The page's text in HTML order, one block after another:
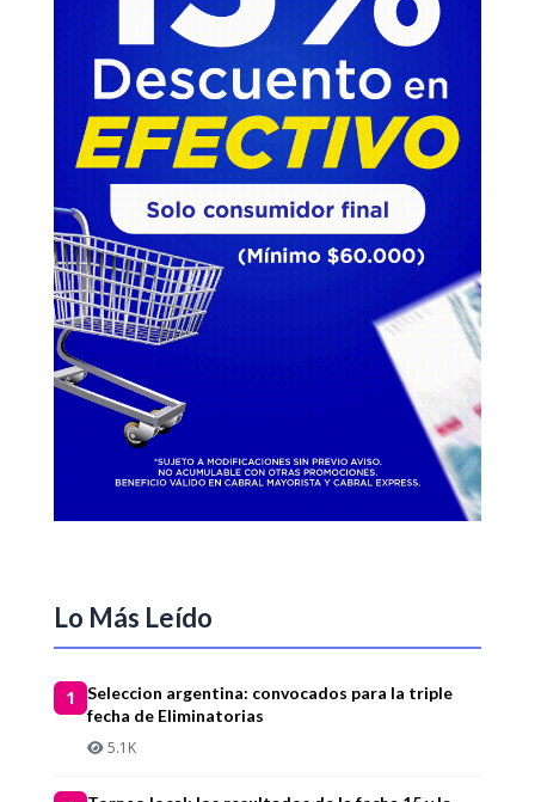
Lo Más Leído
1
Seleccion argentina: convocados para la triple
fecha de Eliminatorias
5.1K